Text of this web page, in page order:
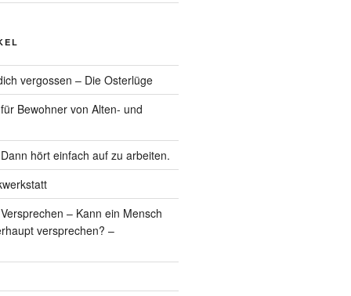
vergossen – Die Osterlüge
Bewohner von Alten- und
hört einfach auf zu arbeiten.
– Kann ein Mensch
versprechen? –